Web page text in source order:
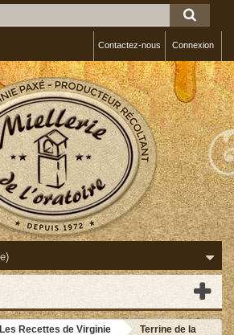
Connexion
Contactez-nous
Les Recettes de Virginie
Terrine de la